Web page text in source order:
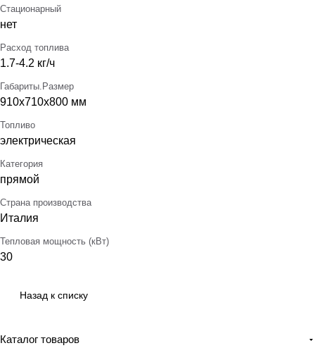
Стационарный
нет
Расход топлива
1.7-4.2 кг/ч
Габариты.Размер
910х710х800 мм
Топливо
электрическая
Категория
прямой
Страна производства
Италия
Тепловая мощность (кВт)
30
Назад к списку
Каталог товаров